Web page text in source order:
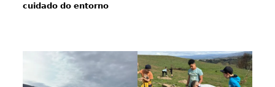
𝗰𝘂𝗶𝗱𝗮𝗱𝗼 𝗱𝗼 𝗲𝗻𝘁𝗼𝗿𝗻𝗼